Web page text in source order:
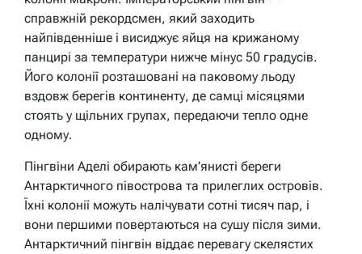
справжній рекордсмен, який заходить
найпівденніше і висиджує яйця на крижаному
панцирі за температури нижче мінус 50 градусів.
Його колонії розташовані на паковому льоду
вздовж берегів континенту, де самці місяцями
стоять у щільних групах, передаючи тепло одне
одному.
Пінгвіни Аделі обирають кам’янисті береги
Антарктичного півострова та прилеглих островів.
Їхні колонії можуть налічувати сотні тисяч пар, і
вони першими повертаються на сушу після зими.
Антарктичний пінгвін віддає перевагу скелястих